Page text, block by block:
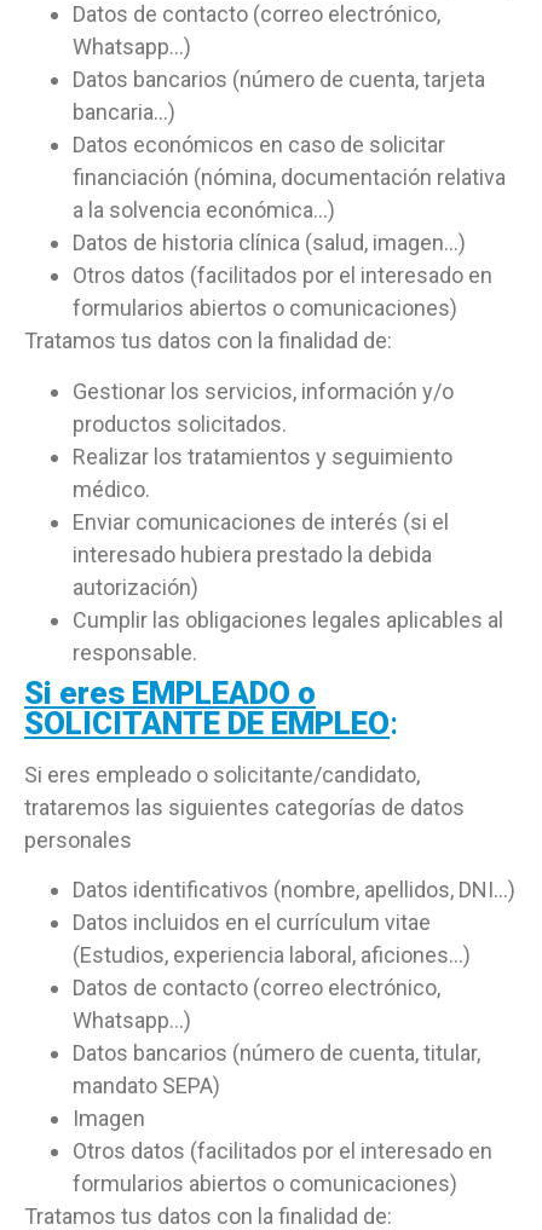
Datos de contacto (correo electrónico,
Whatsapp…)
Datos bancarios (número de cuenta, tarjeta
bancaria…)
Datos económicos en caso de solicitar
financiación (nómina, documentación relativa
a la solvencia económica…)
Datos de historia clínica (salud, imagen…)
Otros datos (facilitados por el interesado en
formularios abiertos o comunicaciones)
Tratamos tus datos con la finalidad de:
Gestionar los servicios, información y/o
productos solicitados.
Realizar los tratamientos y seguimiento
médico.
Enviar comunicaciones de interés (si el
interesado hubiera prestado la debida
autorización)
Cumplir las obligaciones legales aplicables al
responsable.
Si eres EMPLEADO o
SOLICITANTE DE EMPLEO:
Si eres empleado o solicitante/candidato,
trataremos las siguientes categorías de datos
personales
Datos identificativos (nombre, apellidos, DNI…)
Datos incluidos en el currículum vitae
(Estudios, experiencia laboral, aficiones…)
Datos de contacto (correo electrónico,
Whatsapp…)
Datos bancarios (número de cuenta, titular,
mandato SEPA)
Imagen
Otros datos (facilitados por el interesado en
formularios abiertos o comunicaciones)
Tratamos tus datos con la finalidad de: